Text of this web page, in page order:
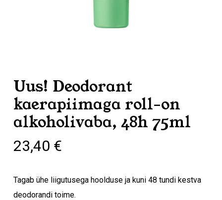
Uus! Deodorant
kaerapiimaga roll-on
alkoholivaba, 48h 75ml
23,40 €
Tagab ühe liigutusega hoolduse ja kuni 48 tundi kestva
deodorandi toime.